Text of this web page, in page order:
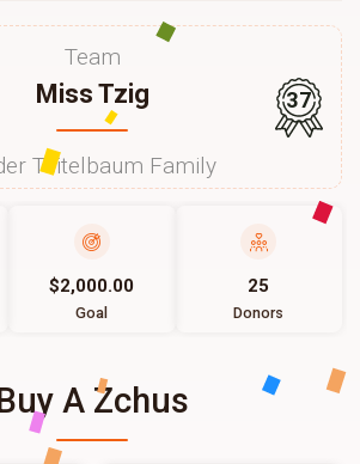
Team
Miss Tzig
Teitelbaum Family
37
$2,000.00
Goal
25
Donors
A Zchus